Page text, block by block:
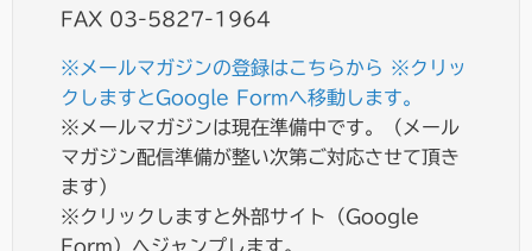
FAX 03-5827-1964
※メールマガジンの登録はこちらから ※クリッ
クしますとGoogle Formへ移動します。
※メールマガジンは現在準備中です。（メール
マガジン配信準備が整い次第ご対応させて頂き
ます）
※クリックしますと外部サイト（Google
Form）へジャンプします。